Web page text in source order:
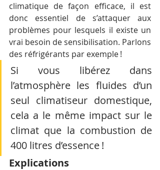
climatique de façon efficace, il est
donc essentiel de s’attaquer aux
problèmes pour lesquels il existe un
vrai besoin de sensibilisation. Parlons
des réfrigérants par exemple !
Si vous libérez dans
l’atmosphère les fluides d’un
seul climatiseur domestique,
cela a le même impact sur le
climat que la combustion de
400 litres d’essence !
Explications